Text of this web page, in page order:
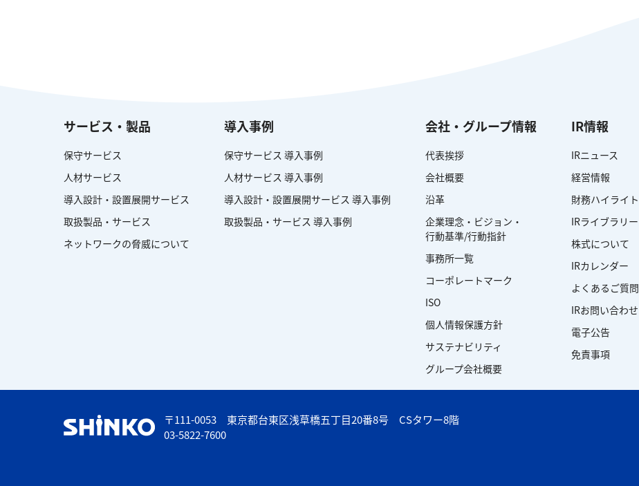
サービス・製品
保守サービス
人材サービス
導入設計・設置展開サービス
取扱製品・サービス
ネットワークの脅威について
導入事例
保守サービス 導入事例
人材サービス 導入事例
導入設計・設置展開サービス 導入事例
取扱製品・サービス 導入事例
会社・グループ情報
代表挨拶
会社概要
沿革
企業理念・ビジョン・
行動基準/行動指針
事務所一覧
コーポレートマーク
ISO
個人情報保護方針
サステナビリティ
グループ会社概要
IR情報
IRニュース
経営情報
財務ハイライト
IRライブラリー
株式について
IRカレンダー
よくあるご質問
IRお問い合わせ
電子公告
免責事項
〒111-0053 東京都台東区浅草橋五丁目20番8号 CSタワー8階
03-5822-7600